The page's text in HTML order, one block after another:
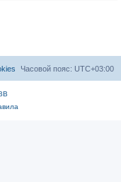
Часовой пояс: UTC+03:00